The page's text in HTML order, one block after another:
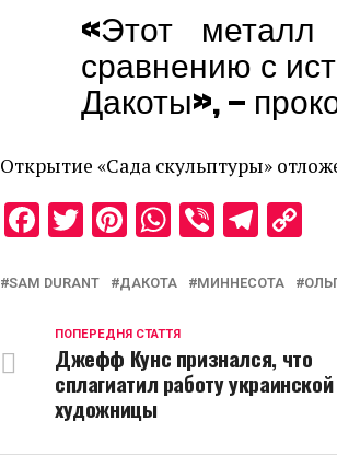
«Этот
сравнению с
Дакоты», —
Открытие «Сада скульптуры»
Facebook
Twitter
Pinterest
WhatsApp
Viber
SAM DURANT ДАКОТА МИННЕСОТА
ПОПЕРЕДНЯ СТАТТЯ
Джефф Кунс признался, что
сплагиатил работу украинской
художницы